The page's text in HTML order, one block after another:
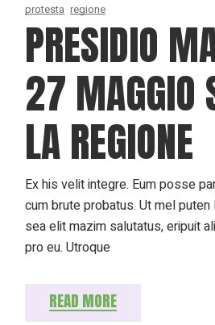
protesta regione
PRESIDIO
27 MAGGIO
LA REGIONE
Ex his velit integre. Eum posse
cum brute probatus. Ut mel
sea elit mazim salutatus, eripuit
pro eu. Utroque
READ MORE